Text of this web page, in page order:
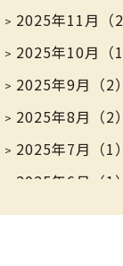
2025年11月（2
2025年10月（1
2025年9月（2）
2025年8月（2）
2025年7月（1）
2025年6月（1）
2025年5月（2